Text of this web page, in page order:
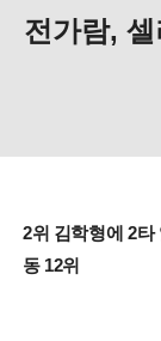
전가람,
2위 김학형에 2
동 12위